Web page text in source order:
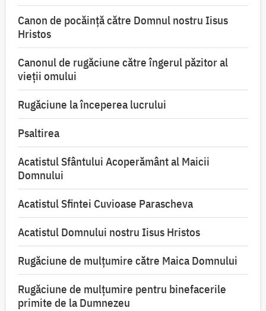
Canon de pocăință către Domnul nostru Iisus
Hristos
Canonul de rugăciune către îngerul păzitor al
vieții omului
Rugăciune la începerea lucrului
Psaltirea
Acatistul Sfântului Acoperământ al Maicii
Domnului
Acatistul Sfintei Cuvioase Parascheva
Acatistul Domnului nostru Iisus Hristos
Rugăciune de mulţumire către Maica Domnului
Rugăciune de mulțumire pentru binefacerile
primite de la Dumnezeu